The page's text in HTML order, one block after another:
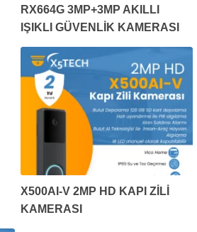
RX664G 3MP+3MP AKILLI
IŞIKLI GÜVENLİK KAMERASI
X500AI-V 2MP HD KAPI ZİLİ
KAMERASI